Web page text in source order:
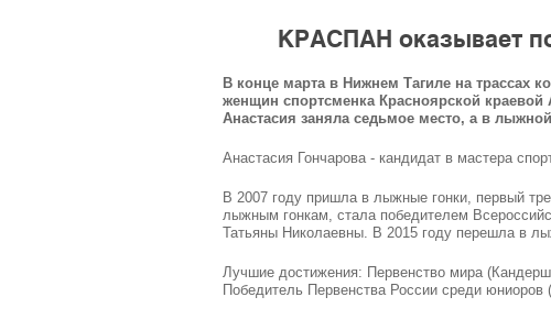
КРАСПАН оказывает
В конце марта в Нижнем Тагиле на трассах
женщин спортсменка Красноярской
Анастасия заняла седьмое место, а в
Анастасия Гончарова - кандидат в мастера
В 2007 году пришла в лыжные гонки, первый
лыжным гонкам, стала победителем
Татьяны Николаевны. В 2015 году перешла в
Лучшие достижения: Первенство мира
Победитель Первенства России среди юниоров